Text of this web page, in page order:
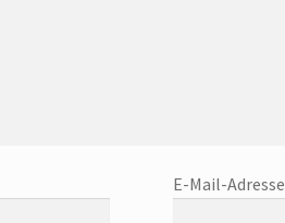
E-Mail-Adresse